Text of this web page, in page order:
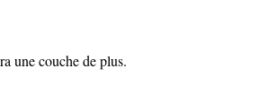
une couche de plus.